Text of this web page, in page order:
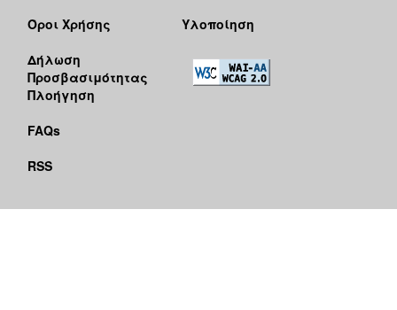
Όροι Χρήσης
Δήλωση
Προσβασιμότητας
Πλοήγηση
FAQs
RSS
Υλοποίηση